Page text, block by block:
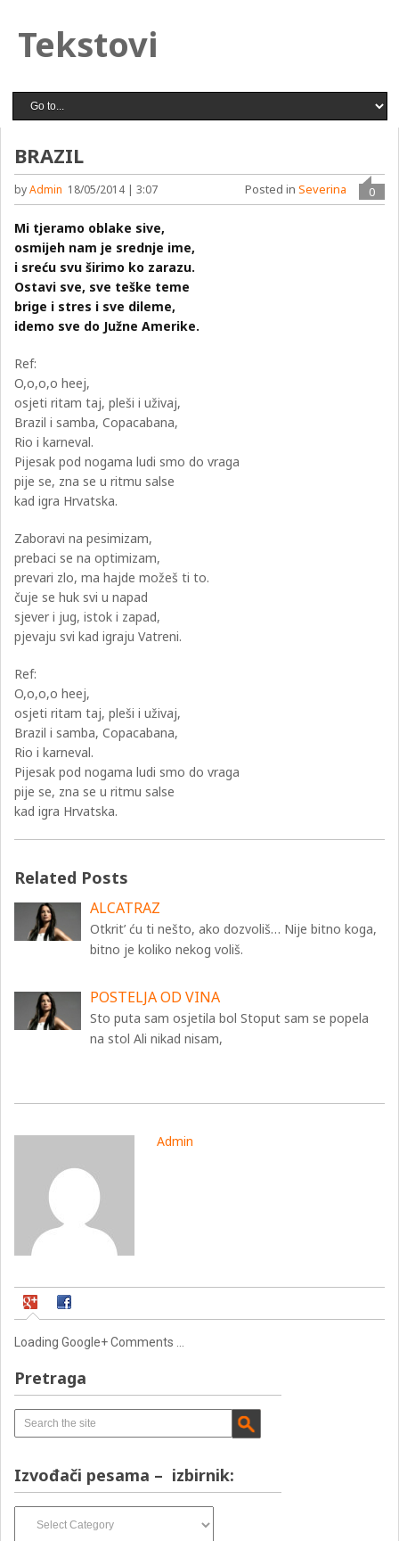
Tekstovi
BRAZIL
byAdmin 18/05/2014 | 3:07 0
Posted in Severina
Mi tjeramo oblake sive,
osmijeh nam je srednje ime,
i sreću svu širimo ko zarazu.
Ostavi sve, sve teške teme
brige i stres i sve dileme,
idemo sve do Južne Amerike.
Ref:
O,o,o,o heej,
osjeti ritam taj, pleši i uživaj,
Brazil i samba, Copacabana,
Rio i karneval.
Pijesak pod nogama ludi smo do vraga
pije se, zna se u ritmu salse
kad igra Hrvatska.
Zaboravi na pesimizam,
prebaci se na optimizam,
prevari zlo, ma hajde možeš ti to.
čuje se huk svi u napad
sjever i jug, istok i zapad,
pjevaju svi kad igraju Vatreni.
Ref:
O,o,o,o heej,
osjeti ritam taj, pleši i uživaj,
Brazil i samba, Copacabana,
Rio i karneval.
Pijesak pod nogama ludi smo do vraga
pije se, zna se u ritmu salse
kad igra Hrvatska.
Related Posts
ALCATRAZ
Otkrit’ ću ti nešto, ako dozvoliš… Nije bitno koga,
bitno je koliko nekog voliš.
POSTELJA OD VINA
Sto puta sam osjetila bol Stoput sam se popela
na stol Ali nikad nisam,
Admin
Loading Google+ Comments ...
Pretraga
Izvođači pesama – izbirnik:
pesama